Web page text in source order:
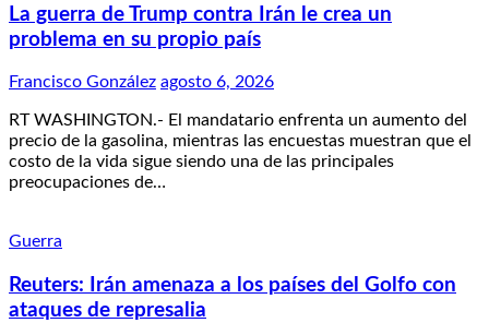
La guerra de Trump contra Irán le crea un
problema en su propio país
Francisco González agosto 6, 2026
RT WASHINGTON.- El mandatario enfrenta un aumento del
precio de la gasolina, mientras las encuestas muestran que el
costo de la vida sigue siendo una de las principales
preocupaciones de…
Guerra
Reuters: Irán amenaza a los países del Golfo con
ataques de represalia